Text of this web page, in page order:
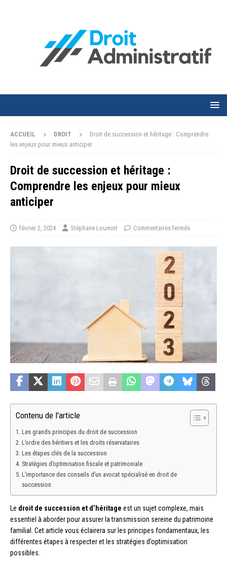
ACCUEIL DROIT
Droit de succession et héritage : Comprendre
les enjeux pour mieux anticiper
Droit de succession et héritage :
Comprendre les enjeux pour mieux
anticiper
février 2, 2024 Stéphane Loumint Commentaires fermés
Contenu de l'article
Les grands principes du droit de succession
L’ordre des héritiers et les droits réservataires
Les étapes clés de la succession
Stratégies d’optimisation fiscale et patrimoniale
L’importance des conseils d’un avocat spécialisé en droit de
succession
Le droit de succession et d’héritage est un sujet complexe, mais
essentiel à aborder pour assurer la transmission sereine du patrimoine
familial. Cet article vous éclairera sur les principes fondamentaux, les
différentes étapes à respecter et les stratégies d’optimisation
possibles.